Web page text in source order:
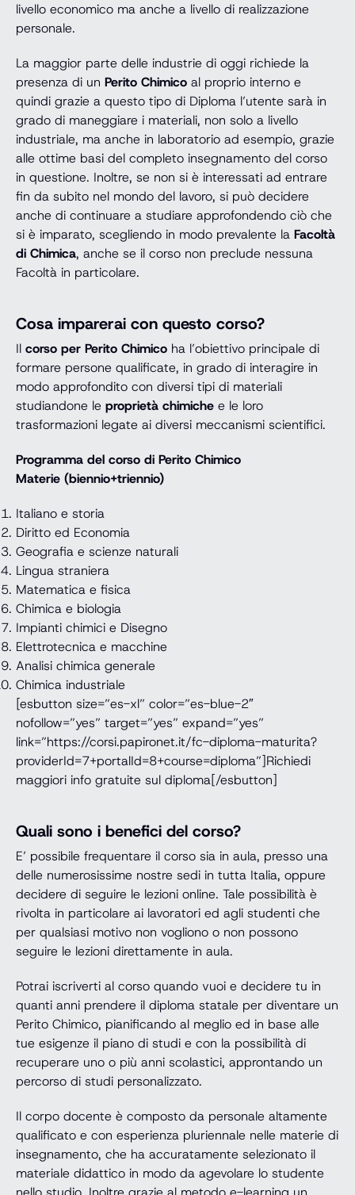
livello economico ma anche a livello di realizzazione
personale.
La maggior parte delle industrie di oggi richiede la
presenza di un Perito Chimico al proprio interno e
quindi grazie a questo tipo di Diploma l’utente sarà in
grado di maneggiare i materiali, non solo a livello
industriale, ma anche in laboratorio ad esempio, grazie
alle ottime basi del completo insegnamento del corso
in questione. Inoltre, se non si è interessati ad entrare
fin da subito nel mondo del lavoro, si può decidere
anche di continuare a studiare approfondendo ciò che
si è imparato, scegliendo in modo prevalente la Facoltà
di Chimica, anche se il corso non preclude nessuna
Facoltà in particolare.
Cosa imparerai con questo corso?
Il corso per Perito Chimico ha l’obiettivo principale di
formare persone qualificate, in grado di interagire in
modo approfondito con diversi tipi di materiali
studiandone le proprietà chimiche e le loro
trasformazioni legate ai diversi meccanismi scientifici.
Programma del corso di Perito Chimico
Materie (biennio+triennio)
Italiano e storia
Diritto ed Economia
Geografia e scienze naturali
Lingua straniera
Matematica e fisica
Chimica e biologia
Impianti chimici e Disegno
Elettrotecnica e macchine
Analisi chimica generale
Chimica industriale
[esbutton size=”es-xl” color=”es-blue-2″
nofollow=”yes” target=”yes” expand=”yes”
link=”https://corsi.papironet.it/fc-diploma-maturita?
providerId=7+portalId=8+course=diploma”]Richiedi
maggiori info gratuite sul diploma[/esbutton]
Quali sono i benefici del corso?
E’ possibile frequentare il corso sia in aula, presso una
delle numerosissime nostre sedi in tutta Italia, oppure
decidere di seguire le lezioni online. Tale possibilità è
rivolta in particolare ai lavoratori ed agli studenti che
per qualsiasi motivo non vogliono o non possono
seguire le lezioni direttamente in aula.
Potrai iscriverti al corso quando vuoi e decidere tu in
quanti anni prendere il diploma statale per diventare un
Perito Chimico, pianificando al meglio ed in base alle
tue esigenze il piano di studi e con la possibilità di
recuperare uno o più anni scolastici, approntando un
percorso di studi personalizzato.
Il corpo docente è composto da personale altamente
qualificato e con esperienza pluriennale nelle materie di
insegnamento, che ha accuratamente selezionato il
materiale didattico in modo da agevolare lo studente